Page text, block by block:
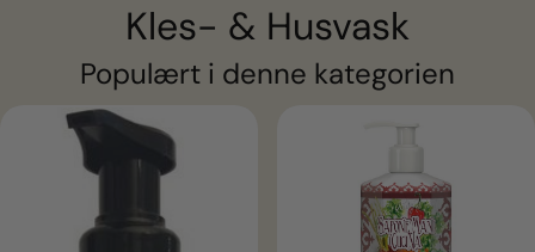
Kles- & Husvask
Populært i denne kategorien